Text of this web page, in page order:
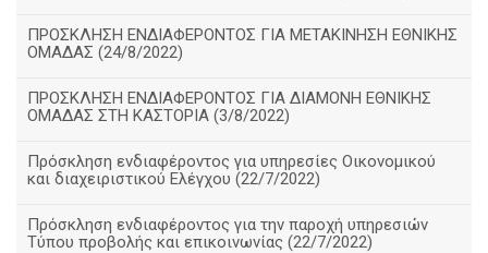
ΠΡΟΣΚΛΗΣΗ ΕΝΔΙΑΦΕΡΟΝΤΟΣ ΓΙΑ ΜΕΤΑΚΙΝΗΣΗ ΕΘΝΙΚΗΣ
ΟΜΑΔΑΣ (24/8/2022)
ΠΡΟΣΚΛΗΣΗ ΕΝΔΙΑΦΕΡΟΝΤΟΣ ΓΙΑ ΔΙΑΜΟΝΗ ΕΘΝΙΚΗΣ
ΟΜΑΔΑΣ ΣΤΗ ΚΑΣΤΟΡΙΑ (3/8/2022)
Πρόσκληση ενδιαφέροντος για υπηρεσίες Οικονομικού
και διαχειριστικού Ελέγχου (22/7/2022)
Πρόσκληση ενδιαφέροντος για την παροχή υπηρεσιών
Τύπου προβολής και επικοινωνίας (22/7/2022)